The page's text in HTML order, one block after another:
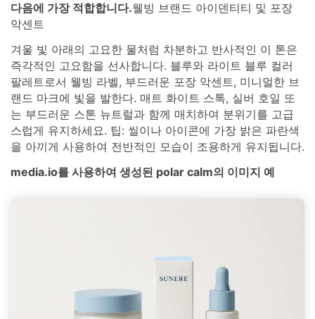
다음에 가장 적합합니다.웰빙 브랜드 아이덴티티 및 포장
악센트
겨울 빛 아래의 고요한 물처럼 차분하고 반사적인 이 톤은
즉각적인 고요함을 선사합니다. 블루와 라이트 블루 컬러
팔레트로서 웰빙 라벨, 부드러운 포장 악센트, 미니멀한 브
랜드 마크에 빛을 발한다. 매트 화이트 스톡, 실버 호일 또
는 부드러운 스톤 뉴트럴과 함께 매치하여 분위기를 고급
스럽게 유지하세요. 팁: 씰이나 아이콘에 가장 밝은 파란색
을 아끼게 사용하여 전반적인 모습이 조용하게 유지됩니다.
media.io를 사용하여 생성된 polar calm의 이미지 예